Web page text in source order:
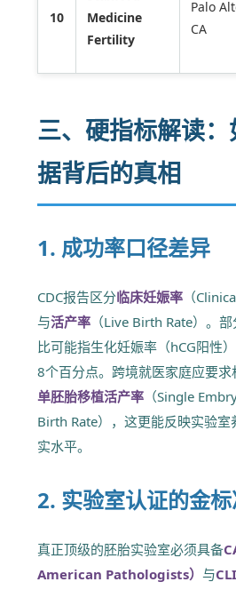
10
Medicine
Fertility
Palo
CA
三、硬指标解读
据背后的真相
1. 成功率口径差异
CDC报告区分临床妊娠率 （
与活产率 （Live Birth Rate）。
比可能指生化妊娠率（hCG阳性
8个百分点。跨境就医家庭应要
单胚胎移植活产率 （Single
Birth Rate），这更能反映实验
实水平。
2. 实验室认证的金
真正顶级的胚胎实验室必须具备
American Pathologists）与